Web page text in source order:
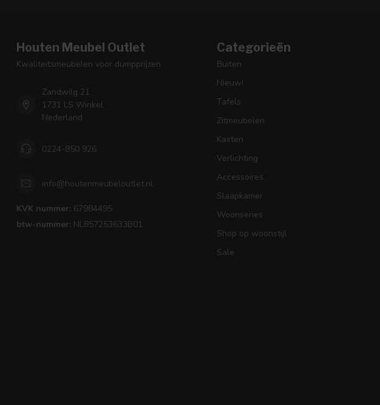
Houten Meubel Outlet
Kwaliteitsmeubelen voor dumpprijzen
Zandwilg 21
1731 LS Winkel
Nederland
0224-850 926
info@houtenmeubeloutlet.nl
KVK nummer: 67984495
btw-nummer: NL857253633B01
Categorieën
Buiten
Nieuw!
Tafels
Zitmeubelen
Kasten
Verlichting
Accessoires
Slaapkamer
Woonseries
Shop op woonstijl
Sale